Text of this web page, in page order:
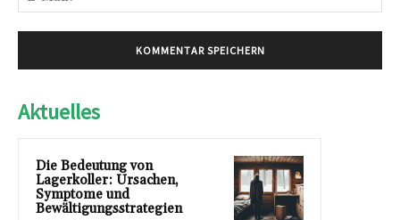
Aktuelles
Die Bedeutung von
Lagerkoller: Ursachen,
Symptome und
Bewältigungsstrategien